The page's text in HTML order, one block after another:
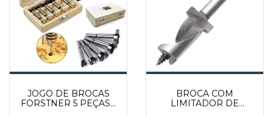
JOGO DE BROCAS
FORSTNER 5 PEÇAS -
BROCA COM
LIMITADOR DE